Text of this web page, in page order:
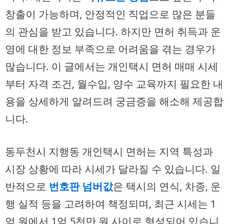
창출이 가능하며, 안정적인 직업으로 많은 분들
의 관심을 받고 있습니다. 하지만 면허 취득과 운
영에 대한 정보 부족으로 어려움을 겪는 경우가
많습니다. 이 글에서는 개인택시 면허 매매 시세
부터 자격 조건, 월수입, 양수 교육까지 필요한 내
용을 상세하게 알려드려 궁금증을 해소해 제공합
니다.
동두천시 지행동 개인택시 면허는 지역 특성과
시장 상황에 따라 시세가 달라질 수 있습니다. 일
반적으로 번호판 넘버값은 택시의 연식, 차종, 운
행 실적 등을 고려하여 책정되며, 최근 시세는 1
억 원에서 1억 5천만 원 사이로 형성되어 있습니